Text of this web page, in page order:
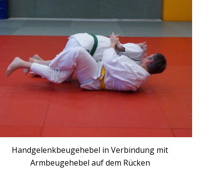
Handgelenkbeugehebel in Verbindung mit
Armbeugehebel auf dem Rücken